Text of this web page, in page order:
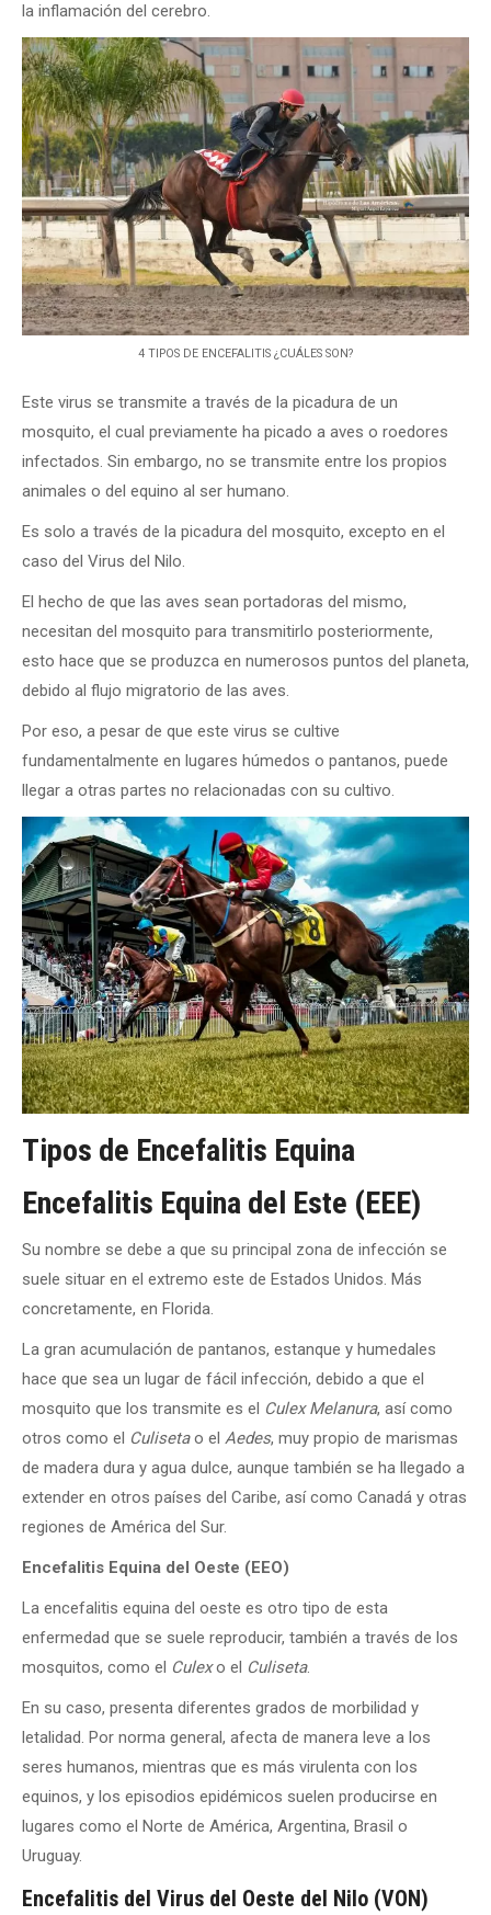
la inflamación del cerebro.
4 TIPOS DE ENCEFALITIS ¿CUÁLES SON?
Este virus se transmite a través de la picadura de un
mosquito, el cual previamente ha picado a aves o roedores
infectados. Sin embargo, no se transmite entre los propios
animales o del equino al ser humano.
Es solo a través de la picadura del mosquito, excepto en el
caso del Virus del Nilo.
El hecho de que las aves sean portadoras del mismo,
necesitan del mosquito para transmitirlo posteriormente,
esto hace que se produzca en numerosos puntos del planeta,
debido al flujo migratorio de las aves.
Por eso, a pesar de que este virus se cultive
fundamentalmente en lugares húmedos o pantanos, puede
llegar a otras partes no relacionadas con su cultivo.
Tipos de Encefalitis Equina
Encefalitis Equina del Este (EEE)
Su nombre se debe a que su principal zona de infección se
suele situar en el extremo este de Estados Unidos. Más
concretamente, en Florida.
La gran acumulación de pantanos, estanque y humedales
hace que sea un lugar de fácil infección, debido a que el
mosquito que los transmite es el Culex Melanura, así como
otros como el Culisetao el Aedes, muy propio de marismas
de madera dura y agua dulce, aunque también se ha llegado a
extender en otros países del Caribe, así como Canadá y otras
regiones de América del Sur.
Encefalitis Equina del Oeste (EEO)
La encefalitis equina del oeste es otro tipo de esta
enfermedad que se suele reproducir, también a través de los
mosquitos, como el Culexo el Culiseta.
En su caso, presenta diferentes grados de morbilidad y
letalidad. Por norma general, afecta de manera leve a los
seres humanos, mientras que es más virulenta con los
equinos, y los episodios epidémicos suelen producirse en
lugares como el Norte de América, Argentina, Brasil o
Uruguay.
Encefalitis del Virus del Oeste del Nilo (VON)